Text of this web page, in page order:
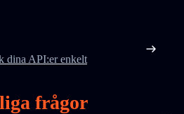
dina API:er enkelt
frågor